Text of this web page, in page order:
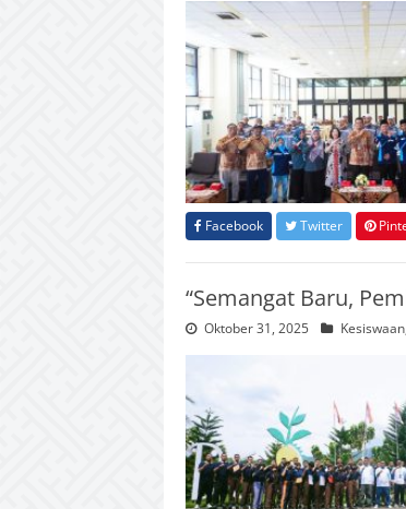
Facebook Twitter
“Semangat Baru,
Oktober 31, 2025 Kesiswaan,